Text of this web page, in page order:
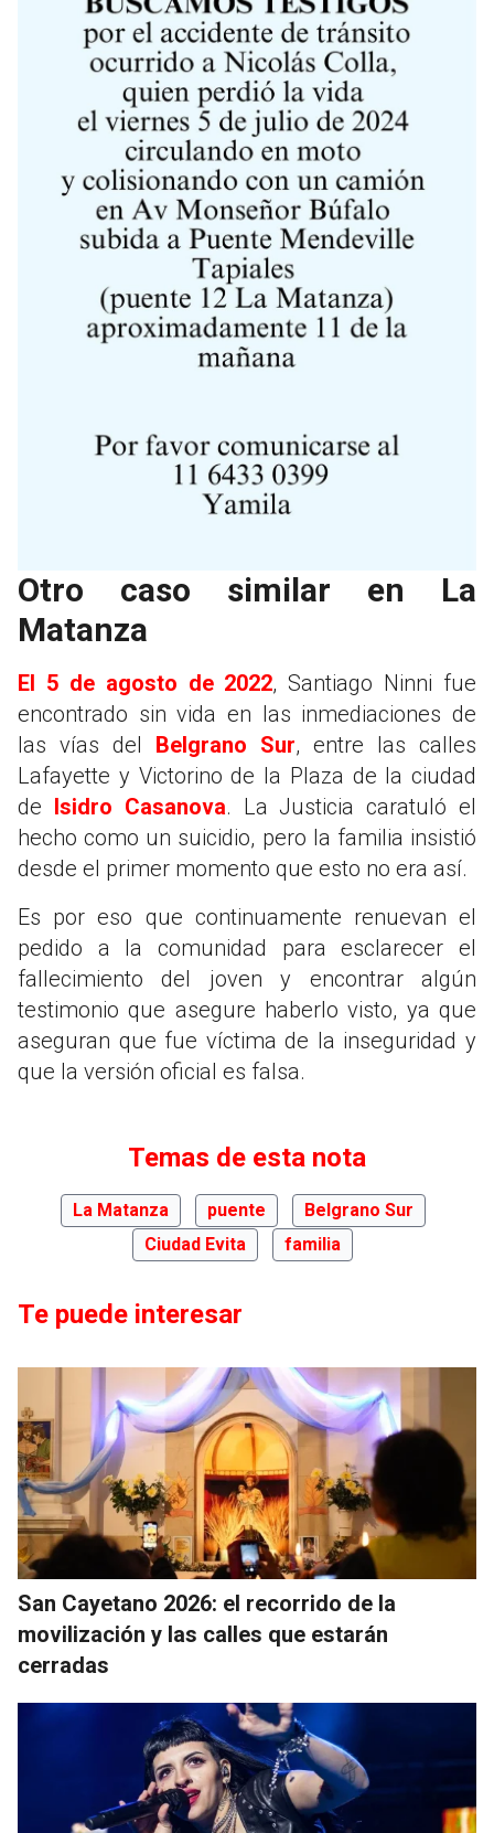
Otro caso similar en La
Matanza
El 5 de agosto de 2022, Santiago Ninni fue
encontrado sin vida en las inmediaciones de
las vías del Belgrano Sur, entre las calles
Lafayette y Victorino de la Plaza de la ciudad
de Isidro Casanova. La Justicia caratuló el
hecho como un suicidio, pero la familia insistió
desde el primer momento que esto no era así.
Es por eso que continuamente renuevan el
pedido a la comunidad para esclarecer el
fallecimiento del joven y encontrar algún
testimonio que asegure haberlo visto, ya que
aseguran que fue víctima de la inseguridad y
que la versión oficial es falsa.
Temas de esta nota
La Matanza puente
Belgrano Sur
Ciudad Evita
familia
Te puede interesar
San Cayetano 2026: el recorrido de la
movilización y las calles que estarán
cerradas